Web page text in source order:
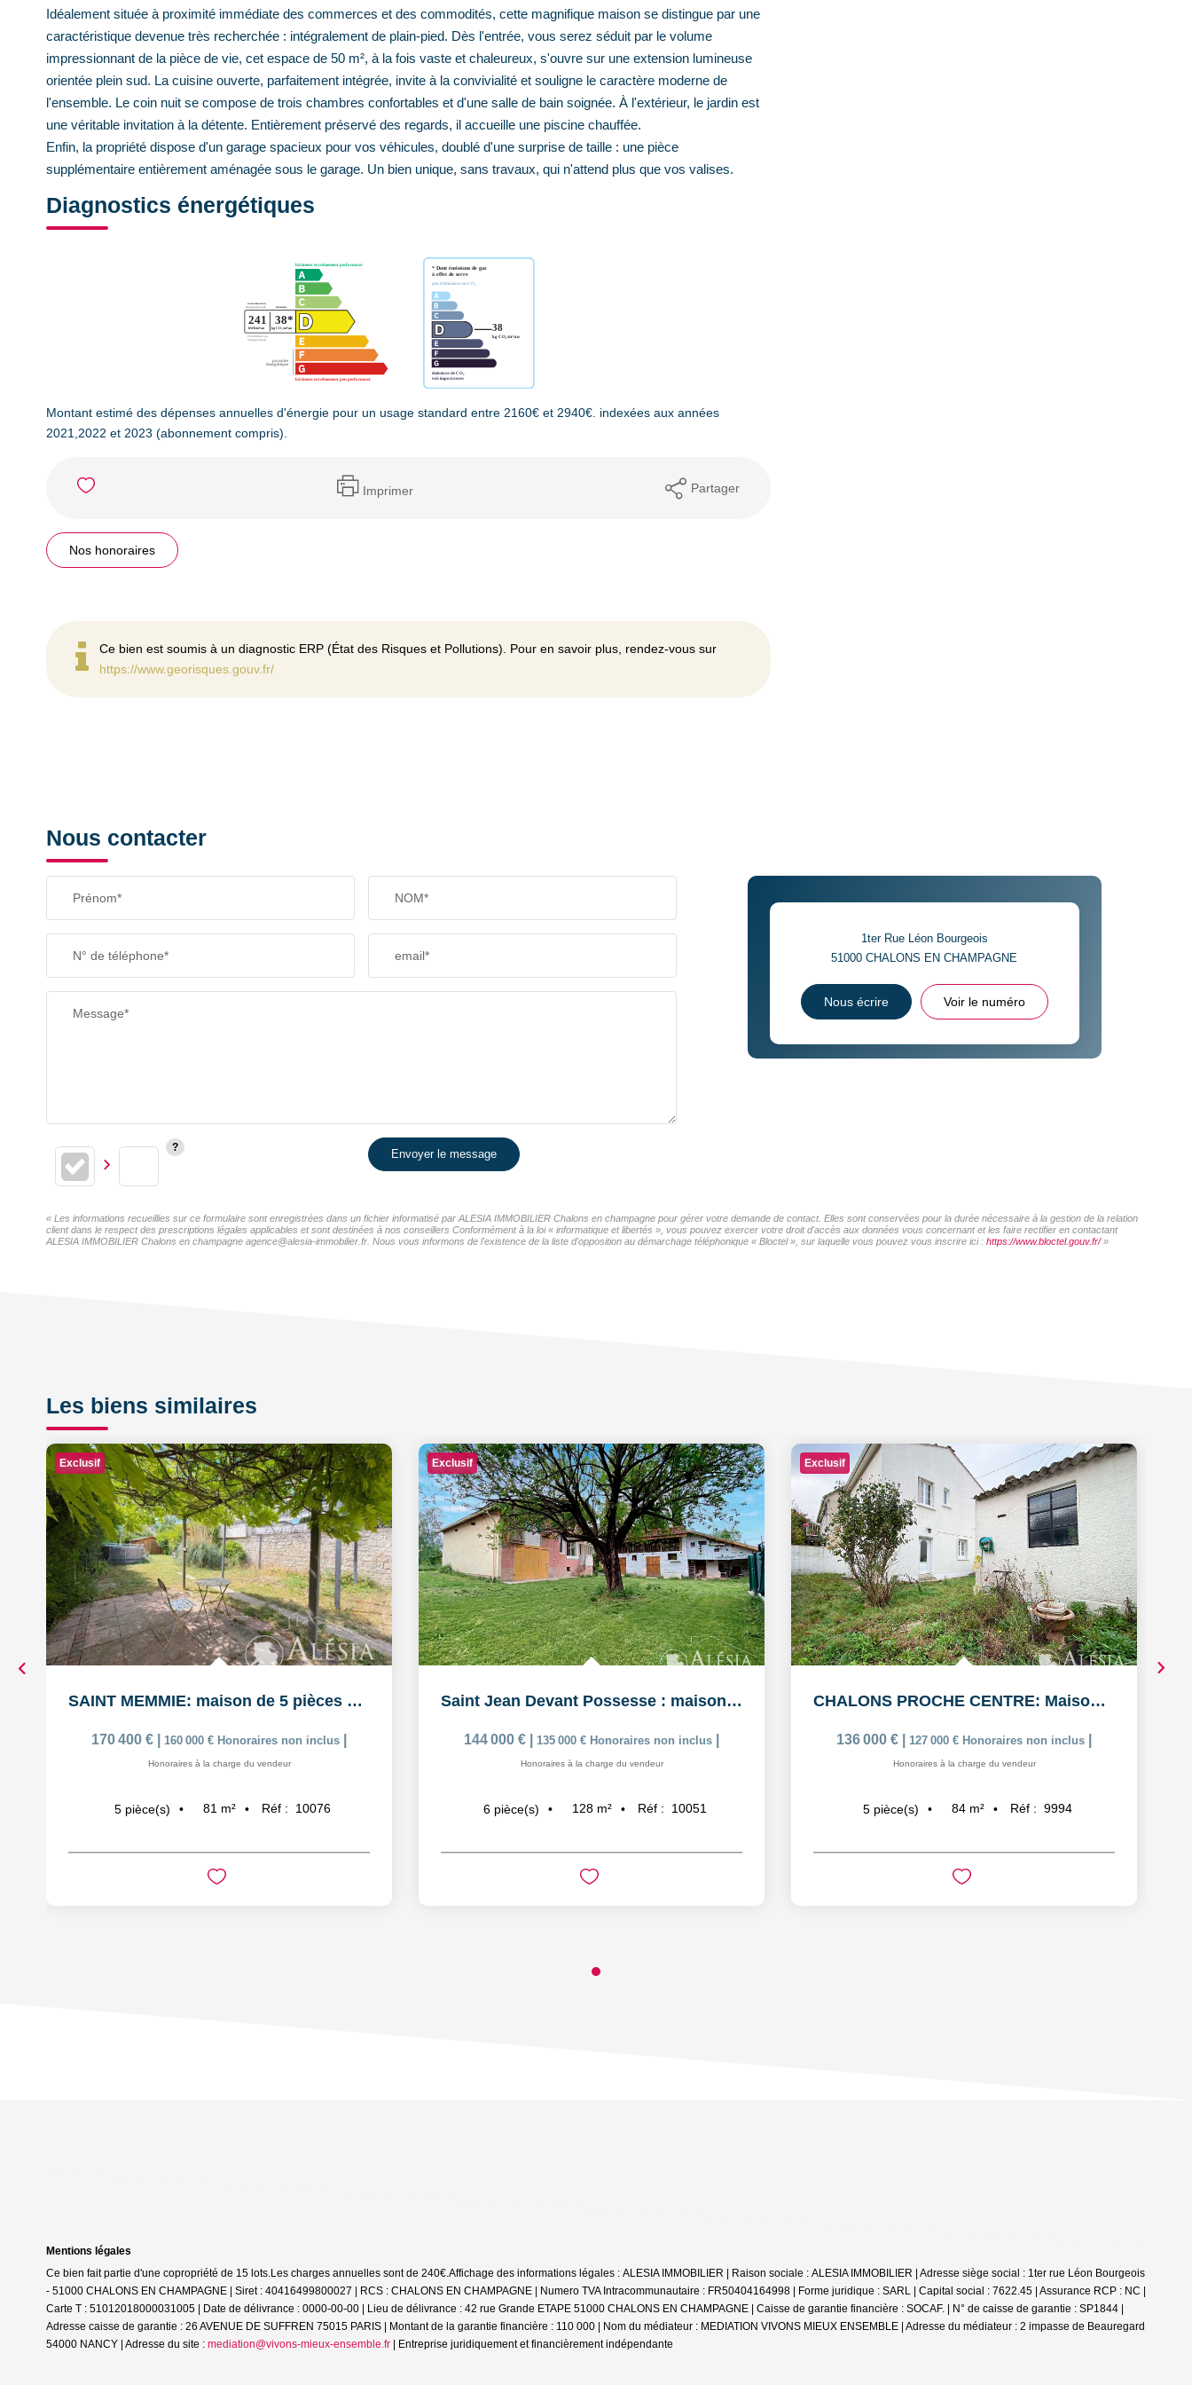
Idéalement située à proximité immédiate des commerces et des commodités, cette magnifique maison se distingue par une
caractéristique devenue très recherchée : intégralement de plain-pied. Dès l'entrée, vous serez séduit par le volume
impressionnant de la pièce de vie, cet espace de 50 m², à la fois vaste et chaleureux, s'ouvre sur une extension lumineuse
orientée plein sud. La cuisine ouverte, parfaitement intégrée, invite à la convivialité et souligne le caractère moderne de
l'ensemble. Le coin nuit se compose de trois chambres confortables et d'une salle de bain soignée. À l'extérieur, le jardin est
une véritable invitation à la détente. Entièrement préservé des regards, il accueille une piscine chauffée.
Enfin, la propriété dispose d'un garage spacieux pour vos véhicules, doublé d'une surprise de taille : une pièce
supplémentaire entièrement aménagée sous le garage. Un bien unique, sans travaux, qui n'attend plus que vos valises.
Diagnostics énergétiques
Montant estimé des dépenses annuelles d'énergie pour un usage standard entre 2160€ et 2940€. indexées aux années
2021,2022 et 2023 (abonnement compris).
Imprimer Partager
Nos honoraires
Ce bien est soumis à un diagnostic ERP (État des Risques et Pollutions). Pour en savoir plus, rendez-vous sur
https://www.georisques.gouv.fr/
Nous contacter
Prénom* NOM*
N° de téléphone* email*
Message*
Envoyer le message
1ter Rue Léon Bourgeois
51000CHALONS EN CHAMPAGNE
Nous écrire Voir le numéro
« Les informations recueillies sur ce formulaire sont enregistrées dans un fichier informatisé par ALESIA IMMOBILIER Chalons en champagne pour gérer votre demande de contact. Elles sont conservées pour la durée nécessaire à la gestion de la relation
client dans le respect des prescriptions légales applicables et sont destinées à nos conseillers Conformément à la loi « informatique et libertés », vous pouvez exercer votre droit d'accès aux données vous concernant et les faire rectifier en contactant
ALESIA IMMOBILIER Chalons en champagne agence@alesia-immobilier.fr. Nous vous informons de l'existence de la liste d'opposition au démarchage téléphonique « Bloctel », sur laquelle vous pouvez vous inscrire ici : https://www.bloctel.gouv.fr/»
Les biens similaires
Exclusif
SAINT MEMMIE: maison de 5 pièces sur 574m² de parcelle de...
170 400 € 160 000 € Honoraires non inclus
Honoraires à la charge du vendeur
5 pièce(s) 81 m² Réf : 10076
Exclusif
Saint Jean Devant Possesse : maison de charme avec...
144 000 € 135 000 € Honoraires non inclus
Honoraires à la charge du vendeur
6 pièce(s) 128 m² Réf : 10051
Exclusif
CHALONS PROCHE CENTRE: Maison de 5 pièces avec garage
136 000 € 127 000 € Honoraires non inclus
Honoraires à la charge du vendeur
5 pièce(s) 84 m² Réf : 9994
Mentions légales
Ce bien fait partie d'une copropriété de 15 lots.Les charges annuelles sont de 240€.Affichage des informations légales : ALESIA IMMOBILIER | Raison sociale : ALESIA IMMOBILIER | Adresse siège social : 1ter rue Léon Bourgeois
- 51000 CHALONS EN CHAMPAGNE | Siret : 40416499800027 | RCS : CHALONS EN CHAMPAGNE | Numero TVA Intracommunautaire : FR50404164998 | Forme juridique : SARL | Capital social : 7622.45 | Assurance RCP : NC |
Carte T : 51012018000031005 | Date de délivrance : 0000-00-00 | Lieu de délivrance : 42 rue Grande ETAPE 51000 CHALONS EN CHAMPAGNE | Caisse de garantie financière : SOCAF. | N° de caisse de garantie : SP1844 |
Adresse caisse de garantie : 26 AVENUE DE SUFFREN 75015 PARIS | Montant de la garantie financière : 110 000 | Nom du médiateur : MEDIATION VIVONS MIEUX ENSEMBLE | Adresse du médiateur : 2 impasse de Beauregard
54000 NANCY | Adresse du site : mediation@vivons-mieux-ensemble.fr Entreprise juridiquement et financièrement indépendante